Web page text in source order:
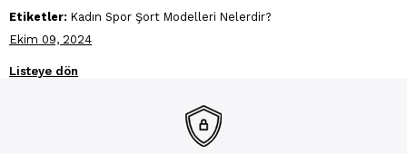
Etiketler: Kadın Spor Şort Modelleri Nelerdir?
Ekim 09, 2024
Listeye dön